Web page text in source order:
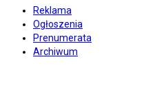
Reklama
Ogłoszenia
Prenumerata
Archiwum